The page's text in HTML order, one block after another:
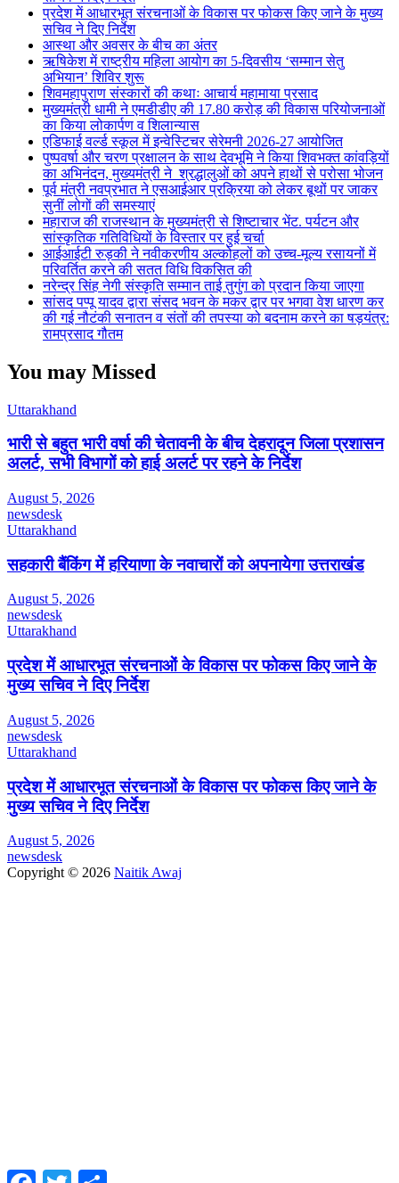
प्रदेश में आधारभूत संरचनाओं के विकास पर फोकस किए जाने के मुख्य
सचिव ने दिए निर्देश
आस्था और अवसर के बीच का अंतर
ऋषिकेश में राष्ट्रीय महिला आयोग का 5-दिवसीय ‘सम्मान सेतु
अभियान’ शिविर शुरू
शिवमहापुराण संस्कारों की कथाः आचार्य महामाया प्रसाद
मुख्यमंत्री धामी ने एमडीडीए की 17.80 करोड़ की विकास परियोजनाओं
का किया लोकार्पण व शिलान्यास
एडिफाई वर्ल्ड स्कूल में इन्वेस्टिचर सेरेमनी 2026-27 आयोजित
पुष्पवर्षा और चरण प्रक्षालन के साथ देवभूमि ने किया शिवभक्त कांवड़ियों
का अभिनंदन, मुख्यमंत्री ने श्रद्धालुओं को अपने हाथों से परोसा भोजन
पूर्व मंत्री नवप्रभात ने एसआईआर प्रक्रिया को लेकर बूथों पर जाकर
सुनीं लोगों की समस्याएं
महाराज की राजस्थान के मुख्यमंत्री से शिष्टाचार भेंट. पर्यटन और
सांस्कृतिक गतिविधियों के विस्तार पर हुई चर्चा
आईआईटी रुड़की ने नवीकरणीय अल्कोहलों को उच्च-मूल्य रसायनों में
परिवर्तित करने की सतत विधि विकसित की
नरेन्द्र सिंह नेगी संस्कृति सम्मान ताई तुगुंग को प्रदान किया जाएगा
सांसद पप्पू यादव द्वारा संसद भवन के मकर द्वार पर भगवा वेश धारण कर
की गई नौटंकी सनातन व संतों की तपस्या को बदनाम करने का षड़यंत्र:
रामप्रसाद गौतम
You may Missed
Uttarakhand
भारी से बहुत भारी वर्षा की चेतावनी के बीच देहरादून जिला प्रशासन
अलर्ट, सभी विभागों को हाई अलर्ट पर रहने के निर्देश
August 5, 2026
newsdesk
Uttarakhand
सहकारी बैंकिंग में हरियाणा के नवाचारों को अपनायेगा उत्तराखंड
August 5, 2026
newsdesk
Uttarakhand
प्रदेश में आधारभूत संरचनाओं के विकास पर फोकस किए जाने के
मुख्य सचिव ने दिए निर्देश
August 5, 2026
newsdesk
Uttarakhand
प्रदेश में आधारभूत संरचनाओं के विकास पर फोकस किए जाने के
मुख्य सचिव ने दिए निर्देश
August 5, 2026
newsdesk
Copyright © 2026 Naitik Awaj
FacebookTwitter